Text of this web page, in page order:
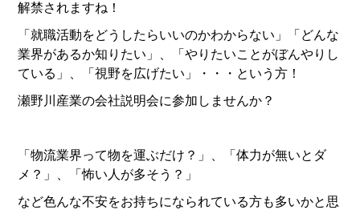
解禁されますね！
「就職活動をどうしたらいいのかわからない」「どんな
業界があるか知りたい」、「やりたいことがぼんやりし
ている」、「視野を広げたい」・・・という方！
瀬野川産業の会社説明会に参加しませんか？
「物流業界って物を運ぶだけ？」、「体力が無いとダ
メ？」、「怖い人が多そう？」
など色んな不安をお持ちになられている方も多いかと思